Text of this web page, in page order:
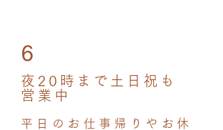
6​
夜20時まで土日祝も
営業中
平日のお仕事帰りやお休